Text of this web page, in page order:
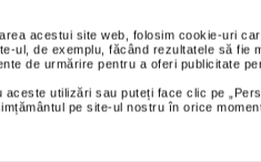
acestui site web, folosim cookie-uri
ul, de exemplu, făcând rezultatele să fie
de urmărire pentru a oferi publicitate
utilizări sau puteți face clic pe
pe site-ul nostru în orice
efectuate online.
Review-uri